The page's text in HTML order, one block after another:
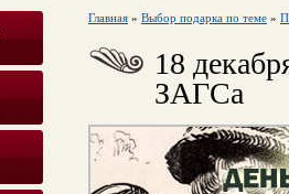
Главная » Выбор подарка по теме »
18
ЗАГСа